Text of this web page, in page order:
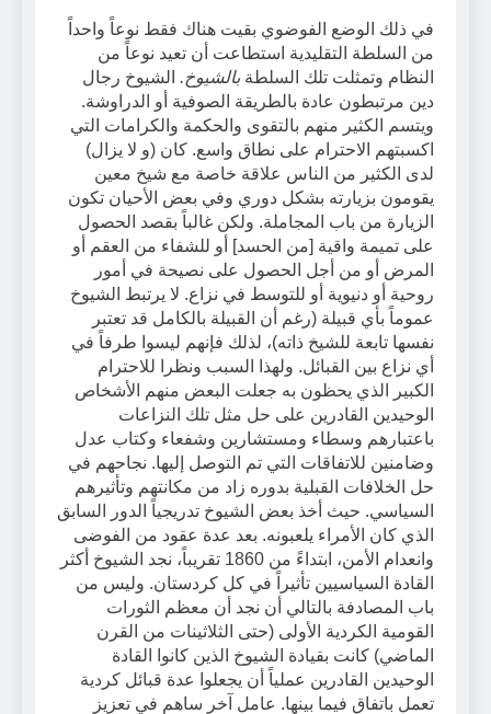
في ذلك الوضع الفوضوي بقيت هناك فقط نوعاً واحداً
من السلطة التقليدية استطاعت أن تعيد نوعاً من
النظام وتمثلت تلك السلطة بالشيوخ. الشيوخ رجال
دين مرتبطون عادة بالطريقة الصوفية أو الدراوشة.
ويتسم الكثير منهم بالتقوى والحكمة والكرامات التي
اكسبتهم الاحترام على نطاق واسع. كان (و لا يزال)
لدى الكثير من الناس علاقة خاصة مع شيخ معين
يقومون بزيارته بشكل دوري وفي بعض الأحيان تكون
الزيارة من باب المجاملة. ولكن غالباً بقصد الحصول
على تميمة واقية [من الحسد] أو للشفاء من العقم أو
المرض أو من أجل الحصول على نصيحة في أمور
روحية أو دنيوية أو للتوسط في نزاع. لا يرتبط الشيوخ
عموماً بأي قبيلة (رغم أن القبيلة بالكامل قد تعتبر
نفسها تابعة للشيخ ذاته)، لذلك فإنهم ليسوا طرفاً في
أي نزاع بين القبائل. ولهذا السبب ونظرا للاحترام
الكبير الذي يحظون به جعلت البعض منهم الأشخاص
الوحيدين القادرين على حل مثل تلك النزاعات
باعتبارهم وسطاء ومستشارين وشفعاء وكتاب عدل
وضامنين للاتفاقات التي تم التوصل إليها. نجاحهم في
حل الخلافات القبلية بدوره زاد من مكانتهم وتأثيرهم
السياسي. حيث أخذ بعض الشيوخ تدريجياً الدور السابق
الذي كان الأمراء يلعبونه. بعد عدة عقود من الفوضى
وانعدام الأمن، ابتداءً من 1860 تقريباً، نجد الشيوخ أكثر
القادة السياسيين تأثيراً في كل كردستان. وليس من
باب المصادفة بالتالي أن نجد أن معظم الثورات
القومية الكردية الأولى (حتى الثلاثينات من القرن
الماضي) كانت بقيادة الشيوخ الذين كانوا القادة
الوحيدين القادرين عملياً أن يجعلوا عدة قبائل كردية
تعمل باتفاق فيما بينها. عامل آخر ساهم في تعزيز